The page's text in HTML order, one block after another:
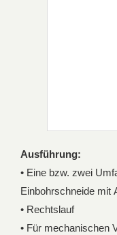
Ausführung:
• Eine bzw. zwei
Einbohrschneide mit
• Rechtslauf
• Für mechanischen